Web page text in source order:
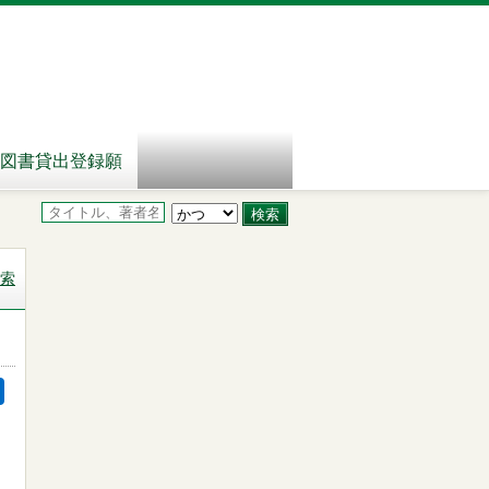
図書貸出登録願